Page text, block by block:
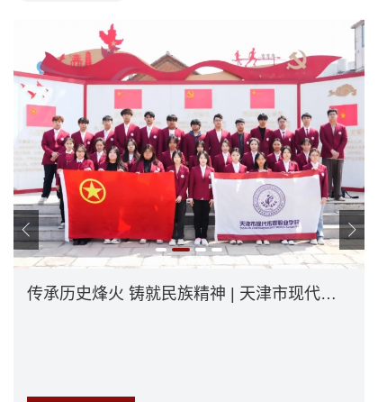
天津市现代职业学校的核心优势 心光之旅，青春绽放 | 525心理健康月暨学生激励颁奖典礼
传承历史烽火 铸就民族精神 | 天津市现代传媒职业学校师生开启红色文化之旅
粽情端午 浓情天现
现校园，一起来感受一个温暖的端午节吧。
天津市现代职业学校的核心优势 心光之旅，青春绽放 | 525心理健康月暨学生激励颁奖典礼